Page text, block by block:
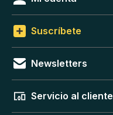
Suscríbete
Newsletters
Servicio al cliente